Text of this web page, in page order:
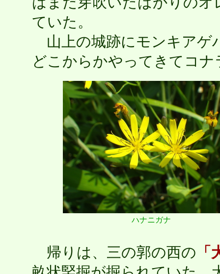
ていた。
山上の城跡にモンキアゲ
どこからかやってきてコ
ハナニガナ
帰りは、三の郭の西の